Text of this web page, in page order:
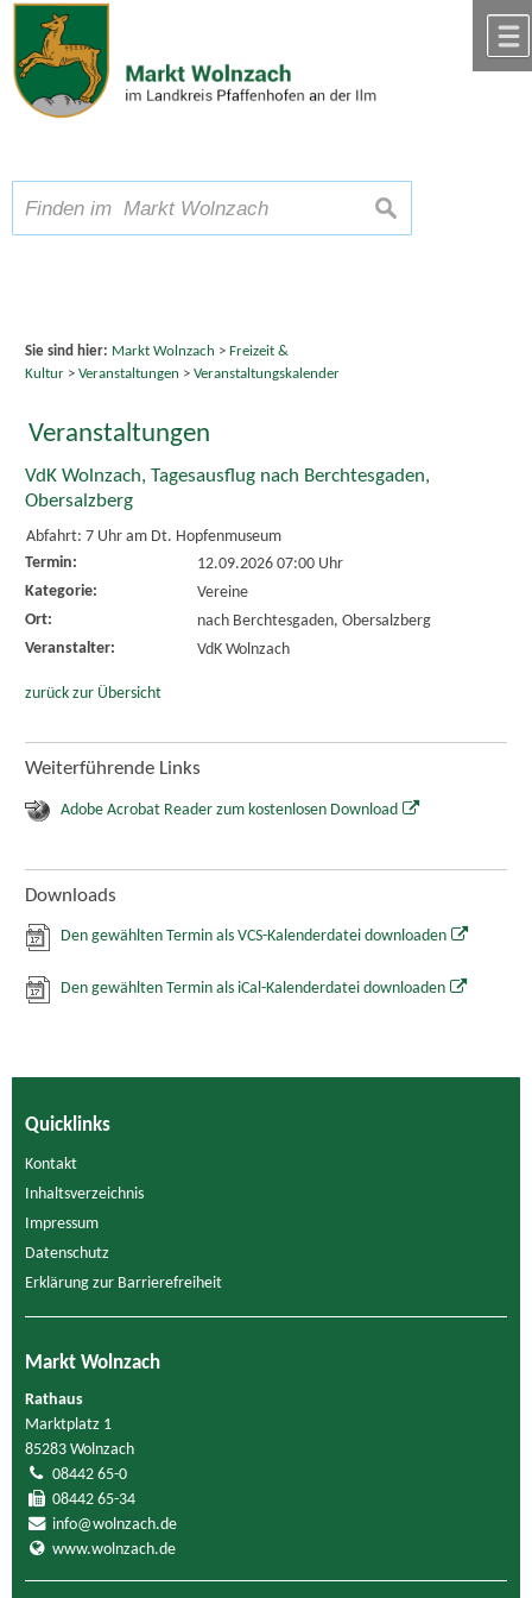
Zum Inhalt,zur Navigation
Schriftgröße A A A suchen
Sie sind hier: Markt Wolnzach > Freizeit &
Kultur> Veranstaltungen > Veranstaltungskalender
Veranstaltungen
VdK Wolnzach, Tagesausflug nach Berchtesgaden,
Obersalzberg
Abfahrt: 7 Uhr am Dt. Hopfenmuseum
Termin:
12.09.2026 07:00 Uhr
Kategorie:
Vereine
Ort:
nach Berchtesgaden, Obersalzberg
Veranstalter:
VdK Wolnzach
zurück zur Übersicht
Weiterführende Links
Adobe Acrobat Reader zum kostenlosen Download
Downloads
Den gewählten Termin als VCS-Kalenderdatei downloaden
Den gewählten Termin als iCal-Kalenderdatei downloaden
Quicklinks
Kontakt
Inhaltsverzeichnis
Impressum
Datenschutz
Erklärung zur Barrierefreiheit
Markt Wolnzach
Rathaus
Marktplatz 1
85283 Wolnzach
08442 65-0
08442 65-34
info@wolnzach.de
www.wolnzach.de